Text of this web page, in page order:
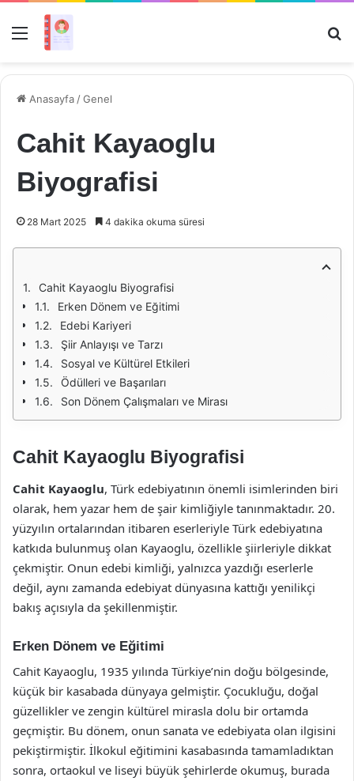
Menü
Anasayfa /Genel
Cahit Kayaoglu
Biyografisi
28 Mart 2025 4 dakika okuma süresi
Cahit Kayaoglu Biyografisi
Erken Dönem ve Eğitimi
Edebi Kariyeri
Şiir Anlayışı ve Tarzı
Sosyal ve Kültürel Etkileri
Ödülleri ve Başarıları
Son Dönem Çalışmaları ve Mirası
Cahit Kayaoglu Biyografisi
Cahit Kayaoglu, Türk edebiyatının önemli isimlerinden biri
olarak, hem yazar hem de şair kimliğiyle tanınmaktadır. 20.
yüzyılın ortalarından itibaren eserleriyle Türk edebiyatına
katkıda bulunmuş olan Kayaoglu, özellikle şiirleriyle dikkat
çekmiştir. Onun edebi kimliği, yalnızca yazdığı eserlerle
değil, aynı zamanda edebiyat dünyasına kattığı yenilikçi
bakış açısıyla da şekillenmiştir.
Erken Dönem ve Eğitimi
Cahit Kayaoglu, 1935 yılında Türkiye’nin doğu bölgesinde,
küçük bir kasabada dünyaya gelmiştir. Çocukluğu, doğal
güzellikler ve zengin kültürel mirasla dolu bir ortamda
geçmiştir. Bu dönem, onun sanata ve edebiyata olan ilgisini
pekiştirmiştir. İlkokul eğitimini kasabasında tamamladıktan
sonra, ortaokul ve liseyi büyük şehirlerde okumuş, burada